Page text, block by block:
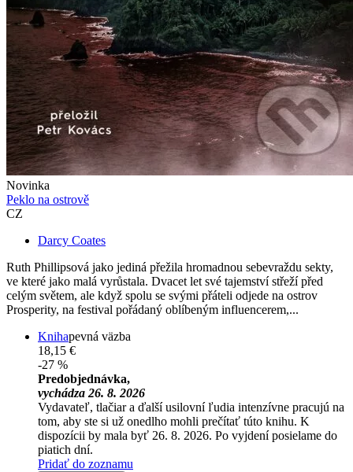
Novinka
Peklo na ostrově
CZ
Darcy Coates
Ruth Phillipsová jako jediná přežila hromadnou sebevraždu sekty,
ve které jako malá vyrůstala. Dvacet let své tajemství střeží před
celým světem, ale když spolu se svými přáteli odjede na ostrov
Prosperity, na festival pořádaný oblíbeným influencerem,...
Knihapevná väzba
18,15 €
-27 %
Predobjednávka,
vychádza 26. 8. 2026
Vydavateľ, tlačiar a ďalší usilovní ľudia intenzívne pracujú na
tom, aby ste si už onedlho mohli prečítať túto knihu. K
dispozícii by mala byť 26. 8. 2026. Po vyjdení posielame do
piatich dní.
Pridať do zoznamu